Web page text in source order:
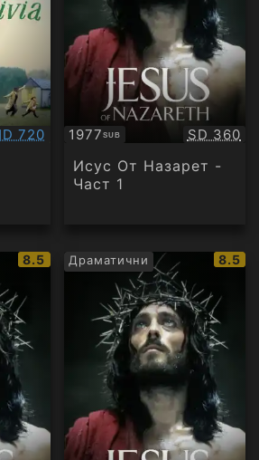
720 1977SUB
Субтитри SD 360
Исус От Назaрет -
Част 1
IMDb
рейтинг:
8.5 Драматични
IMDb
8.5